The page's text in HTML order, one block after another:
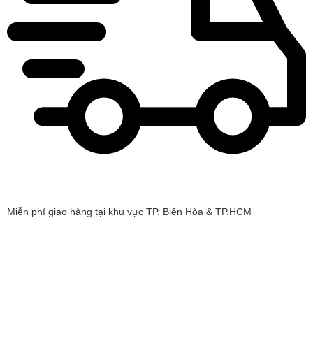
Miễn phí giao hàng tại khu vực TP. Biên Hòa & TP.HCM